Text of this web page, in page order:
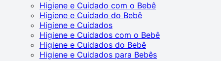
Higiene e Cuidado com o Bebê
Higiene e Cuidado do Bebê
Higiene e Cuidados
Higiene e Cuidados com o Bebê
Higiene e Cuidados do Bebê
Higiene e Cuidados para Bebês